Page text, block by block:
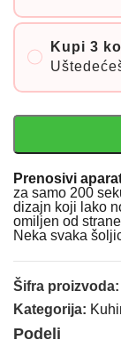
Kupi 3
Prenosivi
za samo 200
dizajn koji lako
omiljen od
Neka svaka
Šifra proizvoda:
Kategorija:
Podeli